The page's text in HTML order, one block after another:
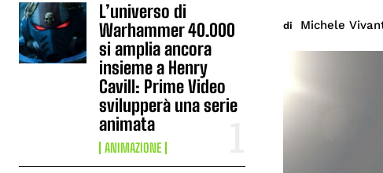
L’universo di
Warhammer 40.000
si amplia ancora
insieme a Henry
Cavill: Prime Video
svilupperà una serie
animata
ANIMAZIONE
di Michele